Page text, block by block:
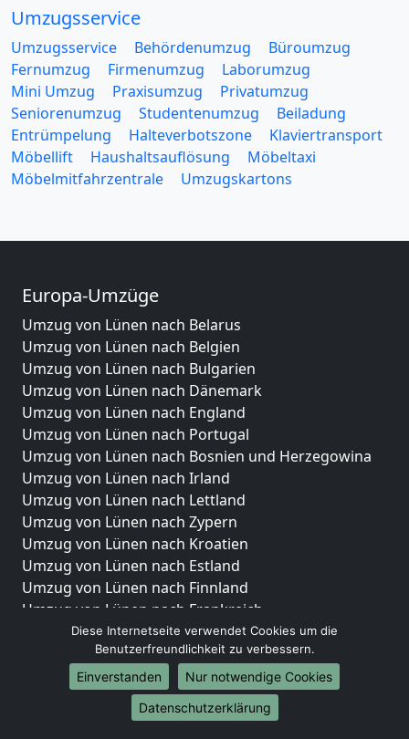
Umzugsservice
Umzugsservice Behördenumzug
Büroumzug
Fernumzug
Firmenumzug
Laborumzug
Mini Umzug
Praxisumzug
Privatumzug
Seniorenumzug
Studentenumzug
Beiladung
Entrümpelung
Halteverbotszone
Klaviertransport
Möbellift
Haushaltsauflösung
Möbeltaxi
Möbelmitfahrzentrale
Umzugskartons
Europa-Umzüge
Umzug von Lünen nach Belarus
Umzug von Lünen nach Belgien
Umzug von Lünen nach Bulgarien
Umzug von Lünen nach Dänemark
Umzug von Lünen nach England
Umzug von Lünen nach Portugal
Umzug von Lünen nach Bosnien und Herzegowina
Umzug von Lünen nach Irland
Umzug von Lünen nach Lettland
Umzug von Lünen nach Zypern
Umzug von Lünen nach Kroatien
Umzug von Lünen nach Estland
Umzug von Lünen nach Finnland
Umzug von Lünen nach Frankreich
Umzug von Lünen nach Griechenland
Umzug von Lünen nach Italien
Umzug von Lünen nach Liechtenstein
Umzug von Lünen nach Luxemburg
Umzug von Lünen nach Niederlande
Diese Internetseite verwendet Cookies um die
Benutzerfreundlichkeit zu verbessern.
Einverstanden
Nur notwendige Cookies
Datenschutzerklärung